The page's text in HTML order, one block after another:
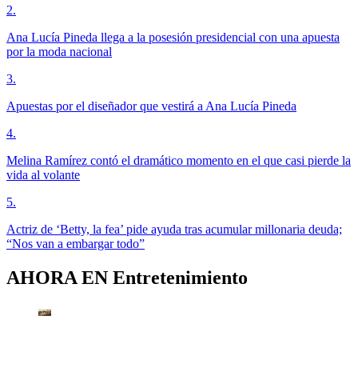
2.
Ana Lucía Pineda llega a la posesión presidencial con una apuesta
por la moda nacional
3.
Apuestas por el diseñador que vestirá a Ana Lucía Pineda
4.
Melina Ramírez contó el dramático momento en el que casi pierde la
vida al volante
5.
Actriz de ‘Betty, la fea’ pide ayuda tras acumular millonaria deuda;
“Nos van a embargar todo”
AHORA EN Entretenimiento